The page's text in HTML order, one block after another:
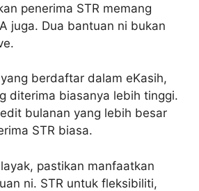
penerima STR memang
juga. Dua bantuan ni bukan
berdaftar dalam eKasih,
diterima biasanya lebih tinggi.
bulanan yang lebih besar
STR biasa.
pastikan manfaatkan
ni. STR untuk fleksibiliti,